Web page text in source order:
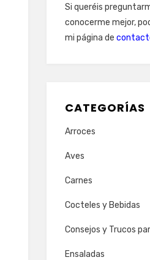
Si queréis
conocerme mejor,
mi página de
CATEGORÍAS
Arroces
Aves
Carnes
Cocteles y Bebidas
Consejos y Trucos
Ensaladas